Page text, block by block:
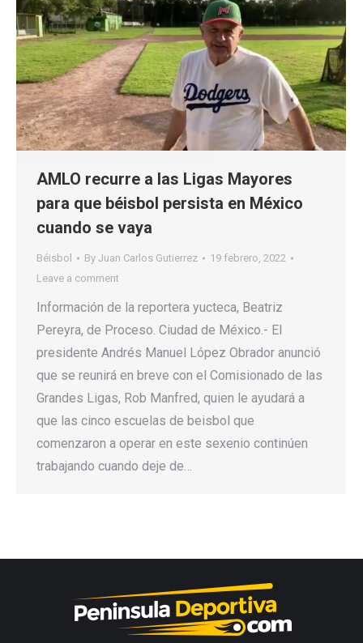
AMLO recurre a las Ligas Mayores
para que béisbol persista en México
cuando se vaya
Béisbol By Juan Carlos Gutierrez
19 febrero, 2022
Leave a comment
Información de la reportera yucteca, Beatriz
Pereyra, de Proceso. Ciudad de México.- El
presidente Andrés Manuel López Obrador anunció
que se reunirá en breve con el Comisionado de las
Grandes Ligas, Rob Manfred, quien le ayudará a
que las cinco escuelas de beisbol que
comenzaron a operar en este sexenio continúen
trabajando cuando deje de…